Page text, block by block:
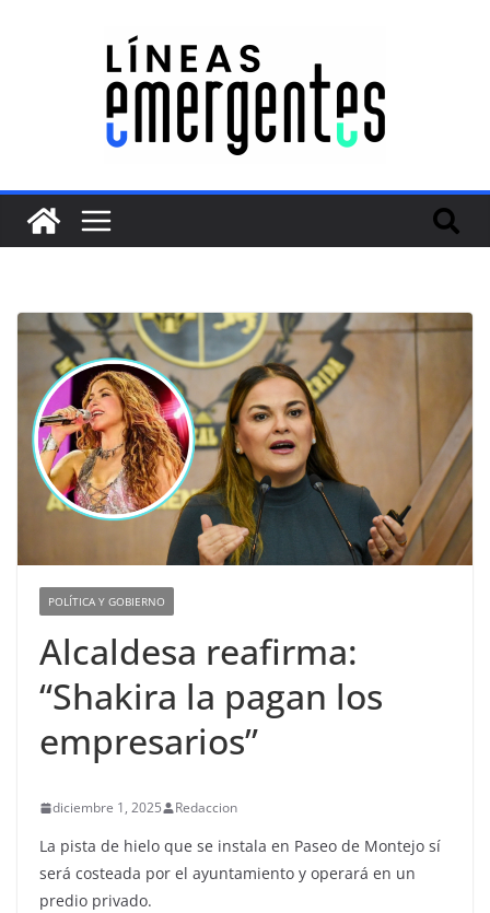
POLÍTICA Y GOBIERNO
Alcaldesa reafirma:
“Shakira la pagan los
empresarios”
diciembre 1, 2025 Redaccion
La pista de hielo que se instala en Paseo de Montejo sí
será costeada por el ayuntamiento y operará en un
predio privado.